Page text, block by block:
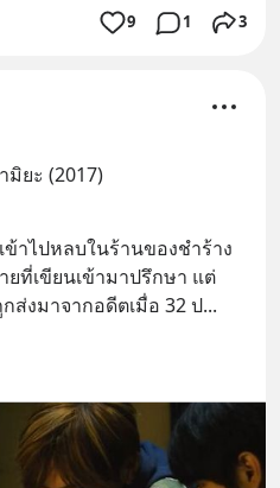
9 1 3
ยะ (2017)
าไปหลบในร้านของชำร้าง
ที่เขียนเข้ามาปรึกษา แต่
ส่งมาจากอดีตเมื่อ 32 ป